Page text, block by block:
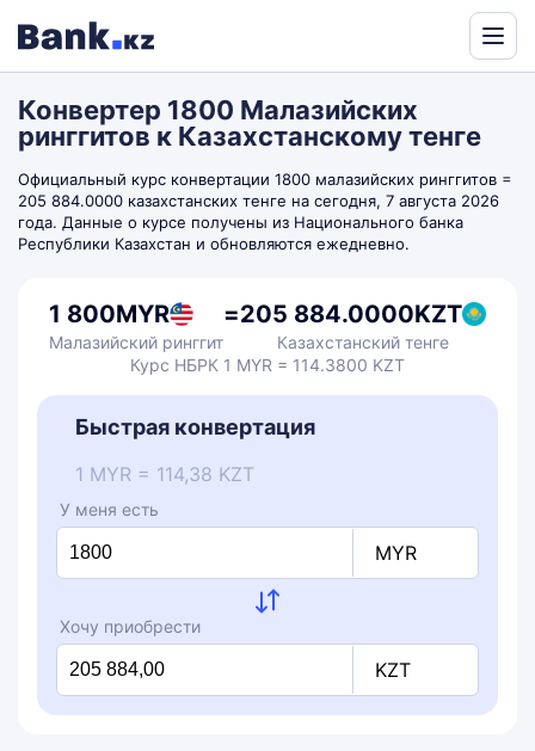
by
Translate
Конвертер 1800 Малазийских
ринггитов к Казахстанскому тенге
Официальный курс конвертации 1800 малазийских ринггитов =
205 884.0000 казахстанских тенге на сегодня, 7 августа 2026
года. Данные о курсе получены из Национального банка
Республики Казахстан и обновляются ежедневно.
1 800MYR
Малазийский ринггит
=205 884.0000KZT
Казахстанский тенге
Курс НБРК 1 MYR = 114.3800 KZT
Быстрая конвертация
1 MYR = 114,38 KZT
У меня есть
MYR
Хочу приобрести
KZT